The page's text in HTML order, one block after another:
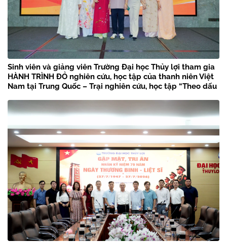
Sinh viên và giảng viên Trường Đại học Thủy lợi tham gia
HÀNH TRÌNH ĐỎ nghiên cứu, học tập của thanh niên Việt
Nam tại Trung Quốc – Trại nghiên cứu, học tập “Theo dấu